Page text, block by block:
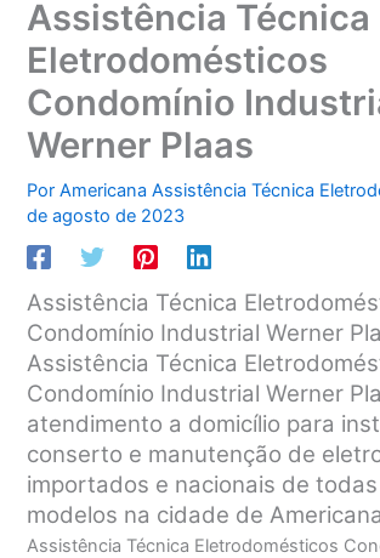
Assistência Técnica
Eletrodomésticos
Condomínio
Werner Plaas
PorAmericana Assistência Técnica
de agosto de 2023
Assistência Técnica
Condomínio Industrial Werner
Assistência Técnica
Condomínio Industrial Werner
atendimento a domicílio para
conserto e manutenção de
importados e nacionais de
modelos na cidade de
Assistência Técnica Eletrodomésticos